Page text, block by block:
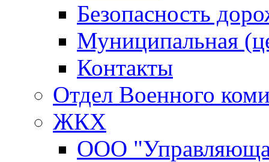
Безопасность
Муниципальная
Контакты
Отдел Военного
ЖКХ
ООО